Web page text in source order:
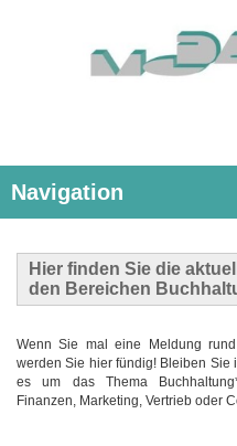
Navigation
Hier finden Sie die
den Bereichen
Wenn Sie mal eine Meldung
werden Sie hier fündig! Bleiben Sie
es um das Thema
Finanzen, Marketing, Vertrieb oder